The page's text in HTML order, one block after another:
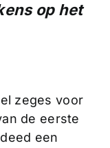
op het
zeges voor
de eerste
een